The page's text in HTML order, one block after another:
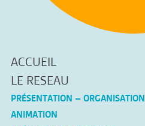
ACCUEIL
LE RESEAU
PRÉSENTATION – ORGANISATION
ANIMATION